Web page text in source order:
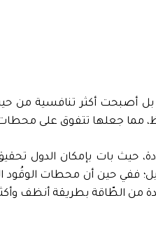
أصبحت أكثر تنافسية من حيث
جعلها تتفوق على محطات
حيث بات بإمكان الدول
ففي حين أن محطات الوقُود
من الطّاقة بطريقة أنظف